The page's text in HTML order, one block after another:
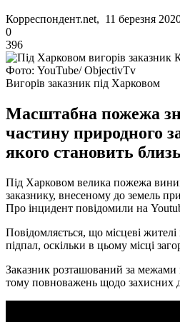
Корреспондент.net, 11 березня
0
396
Фото: YouTube/ ObjectivTv
Вигорів заказник під Харковом
Масштабна пожежа
частину природного
якого становить
Під Харковом велика пожежа
заказнику, внесеному до земель
Про інцидент повідомили на
Повідомляється, що місцеві
підпал, оскільки в цьому місці
Заказник розташований за межами
тому повноважень щодо захисних